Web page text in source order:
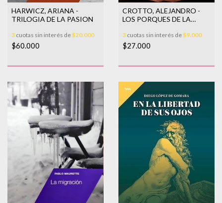
HARWICZ, ARIANA -
TRILOGIA DE LA PASION
3 cuotas sin interés de$20.000
$60.000
CROTTO, ALEJANDRO -
LOS PORQUES DE LA
3 cuotas sin interés de$9.000
$27.000